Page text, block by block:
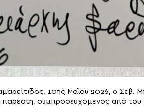
10ης Μαΐου 2026, ο Σεβ.
συμπροσευχόμενος από του